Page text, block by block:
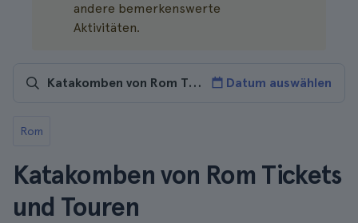
andere bemerkenswerte
Aktivitäten.
Datum auswählen
Rom
Katakomben von Rom Tickets
und Touren